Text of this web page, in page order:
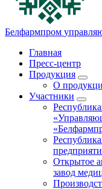
Белфармпром
Главная
Пресс-центр
Продукция
О
Участники
Открытое
завод